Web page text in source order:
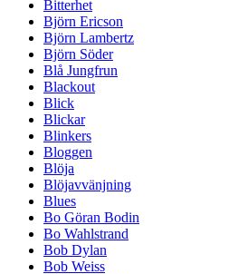
Bitterhet
Björn Ericson
Björn Lambertz
Björn Söder
Blå Jungfrun
Blackout
Blick
Blickar
Blinkers
Bloggen
Blöja
Blöjavvänjning
Blues
Bo Göran Bodin
Bo Wahlstrand
Bob Dylan
Bob Weiss